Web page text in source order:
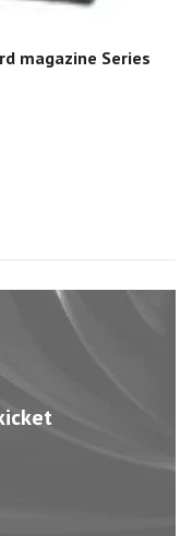
magazine Series